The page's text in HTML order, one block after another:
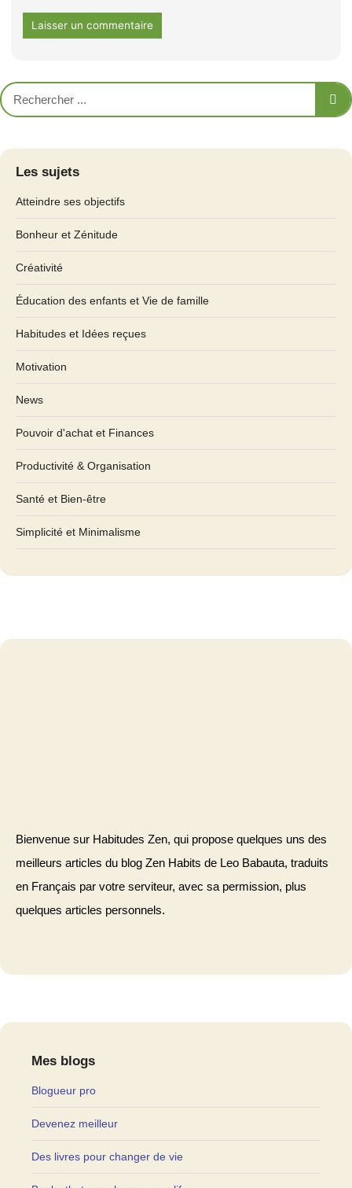
Les sujets
Atteindre ses objectifs
Bonheur et Zénitude
Créativité
Éducation des enfants et Vie de famille
Habitudes et Idées reçues
Motivation
News
Pouvoir d'achat et Finances
Productivité & Organisation
Santé et Bien-être
Simplicité et Minimalisme
Bienvenue sur Habitudes Zen, qui propose quelques uns des
meilleurs articles du blog Zen Habits de Leo Babauta, traduits
en Français par votre serviteur, avec sa permission, plus
quelques articles personnels.
Mes blogs
Blogueur pro
Devenez meilleur
Des livres pour changer de vie